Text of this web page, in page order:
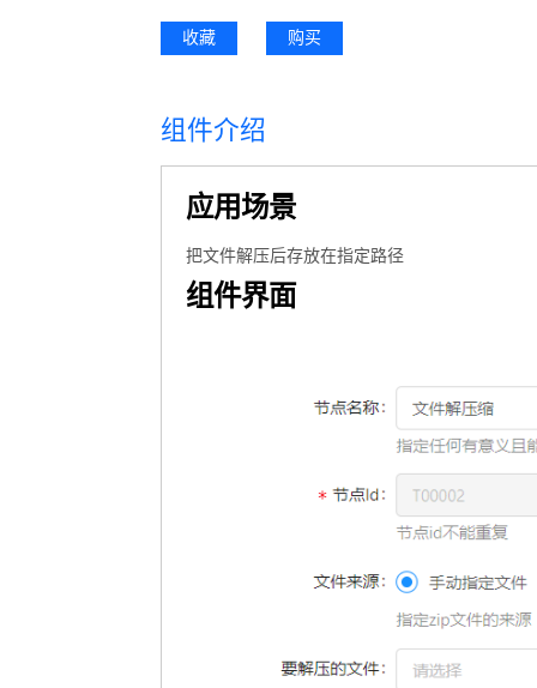
收藏 购买
组件介绍
应用场景
把文件解压后存放在指定路径
组件界面